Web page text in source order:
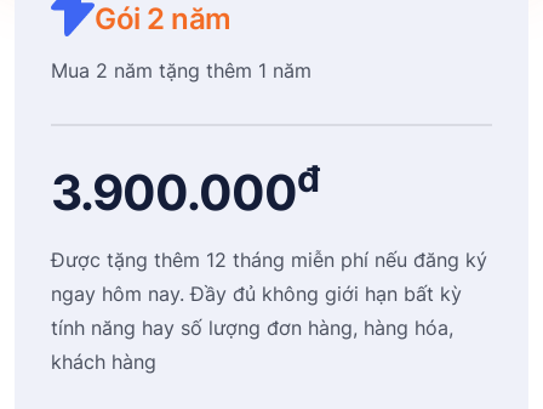
Gói 2 năm
Mua 2 năm tặng thêm 1 năm
3.900.000đ
Được tặng thêm 12 tháng miễn phí nếu đăng ký
ngay hôm nay. Đầy đủ không giới hạn bất kỳ
tính năng hay số lượng đơn hàng, hàng hóa,
khách hàng